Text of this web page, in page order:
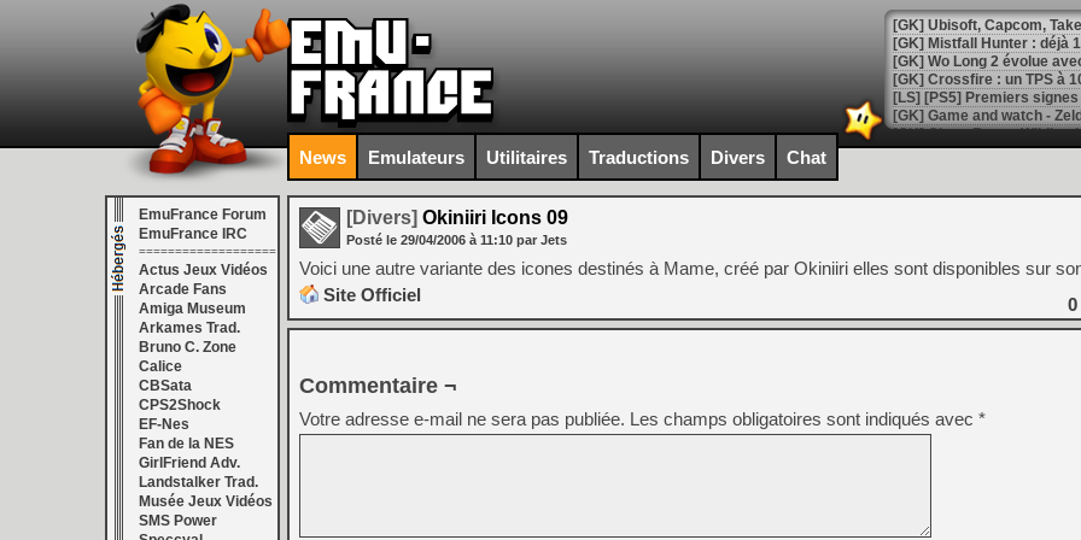
[GK] Mistfall Hunter : déjà
[GK] Wo Long 2 évolue
[GK] Crossfire : un TPS à
[LS] [PS5] Premiers
[Mo5] DOOM arrive en
[GK] Bethesda fête les 30
[GK] Roblox : l'action en
[GK] Agenda - GeForce
[LS] [PS5] ps5-y2jb-
[GK] Pourquoi Marvel
[GK] Test : Restory : Chill
[GK] GTA 6 : Rockstar
[GK] Hot Wheels Infinite
[GK] Mémoire cash -
[GK] Résultats Nintendo :
News Emulateurs Utilitaires Traductions Divers Chat
EmuFrance Forum
EmuFrance IRC
===================
Actus Jeux Vidéos
Arcade Fans
Amiga Museum
Arkames Trad.
Bruno C. Zone
Calice
CBSata
CPS2Shock
EF-Nes
Fan de la NES
GirlFriend Adv.
Landstalker Trad.
Musée Jeux Vidéos
SMS Power
[Divers] Okiniiri Icons 09
Posté le 29/04/2006 à 11:10 par Jets
Voici une autre variante des icones destinés à Mame, créé par Okiniiri elles sont disponibles sur
Site Officiel
0
Commentaire ¬
Votre adresse e-mail ne sera pas publiée. Les champs obligatoires sont indiqués avec *